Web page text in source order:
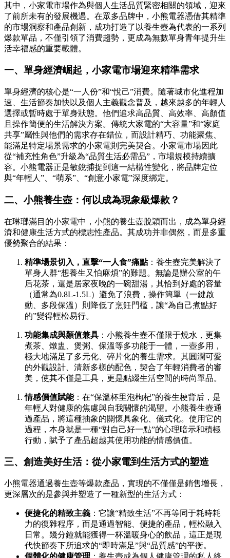
其中，小家電市場作為與個人生活品質緊密相關的領域，迎來
了前所未有的發展機遇。在眾多品牌中，小熊電器憑借其精準
的市場洞察和產品創新，成功打造了以養生壺為代表的一系列
爆款單品，不僅引領了消費趨勢，更成為無數單身青年提升生
活幸福感的重要載體。
一、單身經濟崛起，小家電市場迎來精準需求
單身經濟的核心是“一人份”和“悅己”消費。隨著城市化進程加
速、生活節奏加快以及個人主義觀念普及，越來越多的年輕人
選擇或暫時處于單身狀態。他們追求高品質、高效率、高顏值
且操作簡便的生活解決方案。傳統大家電的“大容量”和“家庭
共享”屬性與他們的需求存在錯位，而設計精巧、功能聚焦、
能滿足特定場景需求的小家電則完美契合。小家電市場因此
從“補充性角色”升級為“品質生活必需品”，市場規模持續擴
容。小熊電器正是敏銳捕捉到這一結構性變化，將品牌定位
與“年輕人”、“萌系”、“創意小家電”深度綁定。
二、小熊養生壺：何以成為現象級爆款？
在琳瑯滿目的小家電中，小熊的養生壺脫穎而出，成為單身經
濟和健康生活方式的標志性產品。其成功并非偶然，而是多重
優勢聚合的結果：
精準場景切入，直擊“一人食”痛點：養生壺完美解決了
單身人群“想養生又怕麻煩”的難題。無論是辦公室的午
后花茶，還是居家夜晚的一碗甜湯，其恰到好處的容量
（通常為0.8L-1.5L）避免了浪費，操作簡單（一鍵啟
動、多段保溫）則降低了烹飪門檻，讓“為自己煮點好
的”變得輕松易行。
功能集成與顏值兼具 ：小熊養生壺不僅限于燒水，更集
煮茶、燉盅、煲粥、保溫等多功能于一體，一壺多用，
極大地滿足了多元化、碎片化的養生需求。其圓潤可愛
的外觀設計、清新多樣的配色，契合了年輕消費者的審
美，使其不僅是工具，更是點綴生活空間的時尚單品。
情感價值賦能：在“保溫杯里泡枸杞”的養生梗背后，是
年輕人對健康的焦慮與自我關懷的渴望。小熊養生壺通
過產品，將這種抽象的關懷具象化、儀式化。使用它的
過程，本身就是一種“對自己好一點”的心理暗示和積極
行動，賦予了產品超越其使用功能的情感價值。
三、創造美好生活：從小家電到生活方式的塑造
小熊電器通過養生壺等爆款產品，實現的不僅僅是銷售增長，
更深層次的是參與并塑造了一種新型的生活方式：
便捷化的精致主義 ：它讓“精致生活”不再等同于耗時耗
力的復雜程序，而是通過智能、便捷的產品，輕松融入
日常。幾分鐘就能獲得一杯溫暖身心的飲品，這正是現
代快節奏下所追求的“即時滿足”與“品質感”的平衡。
個體化的健康管理 ：養生壺成為個人健康管理的私人終